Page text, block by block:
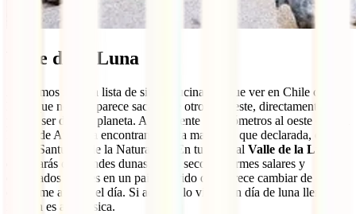
Valle de la Luna
Acabamos nuestra lista de sitios alucinantes que ver en Chile con un
lugar que no solo parece sacado de otro país, este, directamente,
podría ser de otro planeta. A solamente 13 kilómetros al oeste de San
Pedro de Atacama encontramos esta maravilla que declarada, en
1982, Santuario de la Naturaleza. En tu visita al Valle de la Luna
disfrutarás de grandes dunas, lagos secos, enormes salares y
escarpados montes en un paisaje árido que parece cambiar de color
conforme avanza el día. Si además lo visitas en día de luna llena, la
imagen es apoteósica.